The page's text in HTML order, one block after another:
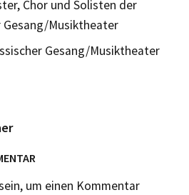
Chor und Solisten der
Gesang/Musiktheater
Gesang/Musiktheater
um einen Kommentar